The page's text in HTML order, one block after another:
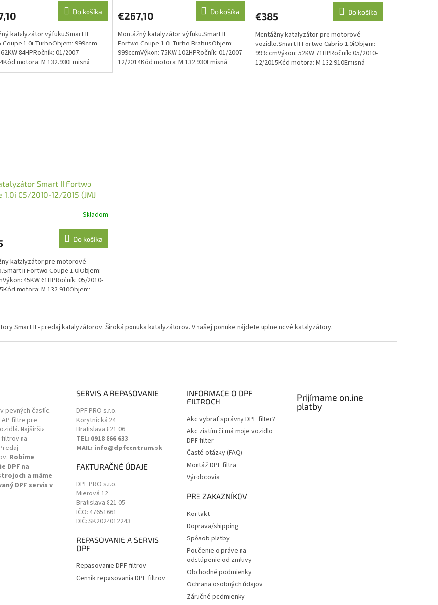
Do košíka
katalyzátor výfuku.Smart II
1.0i TurboObjem: 999ccm
84HPRočník: 01/2007-
motora: M 132.930Emisná
4O.E. kód: 4514901481
€267,10 Do košíka
Montážný katalyzátor výfuku.Smart II
Fortwo Coupe 1.0i Turbo BrabusObjem:
999ccmVýkon: 75KW 102HPRočník: 01/2007-
12/2014Kód motora: M 132.930Emisná
€385 Do košíka
Montážny katalyzátor pre motorové
vozidlo.Smart II Fortwo Cabrio 1.0iObjem:
999ccmVýkon: 52KW 71HPRočník: 05/2010-
12/2015Kód motora: M 132.910Emisná
Smart II Fortwo
1.0i 05/2010-12/2015 (JMJ
Skladom
Do košíka
katalyzátor pre motorové
II Fortwo Coupe 1.0iObjem:
45KW 61HPRočník: 05/2010-
motora: M 132.910Objem:
l
á
Smart II - predaj katalyzátorov. Široká ponuka katalyzátorov. V našej ponuke nájdete úplne nové katalyzátory.
pevných častíc.
filtre pre
Najširšia
filtrov na
Robíme
DPF na
a máme
DPF servis v
SERVIS A REPASOVANIE
DPF PRO s.r.o.
Korytnická 24
Bratislava 821 06
TEL: 0918 866 633
MAIL: info@dpfcentrum.sk
FAKTURAČNÉ ÚDAJE
DPF PRO s.r.o.
Mierová 12
Bratislava 821 05
IČO: 47651661
DIČ: SK2024012243
REPASOVANIE A SERVIS
DPF
Repasovanie DPF filtrov
Cenník repasovania DPF filtrov
INFORMACE O DPF
FILTROCH
Ako vybrať správny DPF filter?
Ako zistím či má moje vozidlo
DPF filter
Časté otázky (FAQ)
Montáž DPF filtra
Výrobcovia
PRE ZÁKAZNÍKOV
Kontakt
Doprava/shipping
Spôsob platby
Poučenie o práve na
odstúpenie od zmluvy
Obchodné podmienky
Ochrana osobných údajov
Záručné podmienky
Prijímame online
platby